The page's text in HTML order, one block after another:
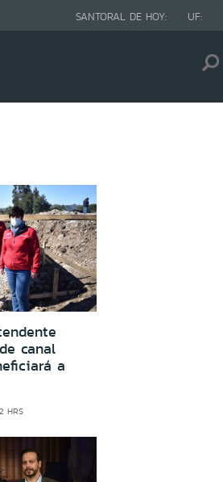
SANTORAL DE HOY: UF:
canal
a
HRS